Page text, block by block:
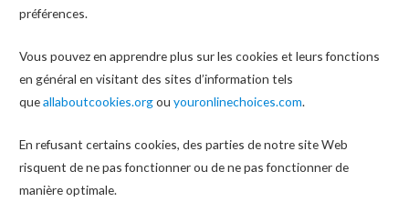
préférences.
Vous pouvez en apprendre plus sur les cookies et leurs fonctions
en général en visitant des sites d’information tels
queallaboutcookies.orgouyouronlinechoices.com.
En refusant certains cookies, des parties de notre site Web
risquent de ne pas fonctionner ou de ne pas fonctionner de
manière optimale.